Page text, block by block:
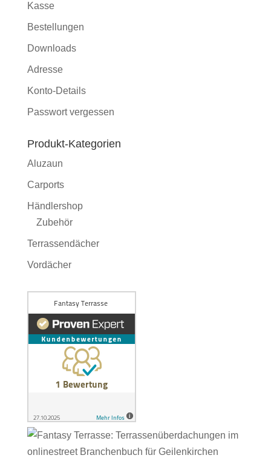
Kasse
Bestellungen
Downloads
Adresse
Konto-Details
Passwort vergessen
Produkt-Kategorien
Aluzaun
Carports
Händlershop
Zubehör
Terrassendächer
Vordächer